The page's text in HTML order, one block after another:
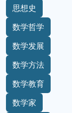
思想史
数学哲学
数学发展
数学方法
数学教育
数学家